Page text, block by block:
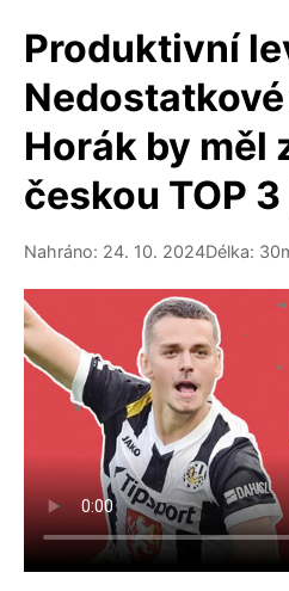
Produktivní
Horák by měl
českou TOP
Nahráno: 24. 10. 2024Délka: